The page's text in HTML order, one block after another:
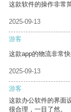
这款软件的操作非常
2025-09-13
游客
这款app的物流非常
2025-09-13
游客
这款办公软件的界面
很合理，一目了然。